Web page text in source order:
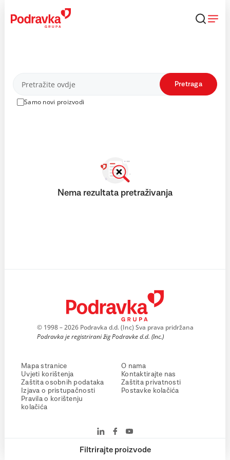
content
Proizvodi
Samo novi proizvodi
Pretraga
Filtrirajte proizvode
Nema rezultata pretraživanja
© 1998 – 2026 Podravka d.d. (Inc) Sva prava pridržana
Podravka je registrirani žig Podravke d.d. (Inc.)
Mapa stranice
Uvjeti korištenja
Zaštita osobnih podataka
Izjava o pristupačnosti
Pravila o korištenju
kolačića
O nama
Kontaktirajte nas
Zaštita privatnosti
Postavke kolačića